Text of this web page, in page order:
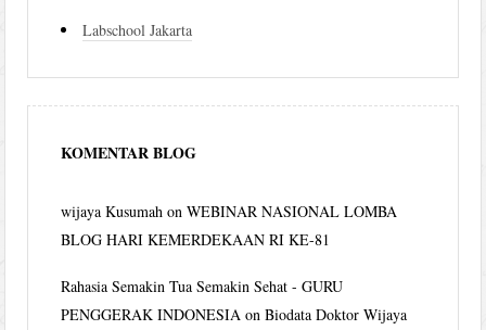
Labschool Jakarta
KOMENTAR BLOG
wijaya Kusumah onWEBINAR NASIONAL LOMBA
BLOG HARI KEMERDEKAAN RI KE-81
Rahasia Semakin Tua Semakin Sehat - GURU
PENGGERAK INDONESIA onBiodata Doktor Wijaya